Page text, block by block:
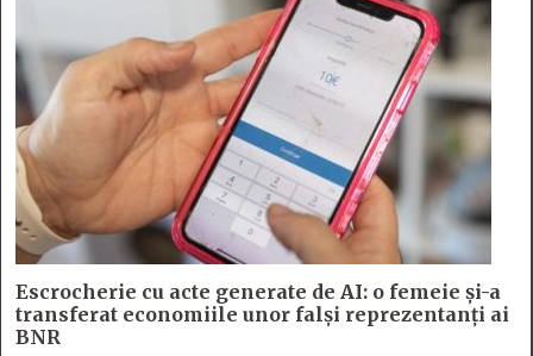
Escrocherie cu acte generate de AI: o femeie și-a
transferat economiile unor falși reprezentanți ai
BNR